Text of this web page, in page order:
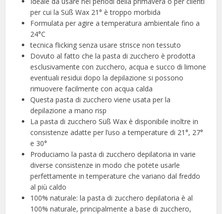
per cui la Süß Wax 21° è troppo morbida
Formulata per agire a temperatura ambientale fino a
24°C
tecnica flicking senza usare strisce non tessuto
Dovuto al fatto che la pasta di zucchero è prodotta
esclusivamente con zucchero, acqua e succo di limone
eventuali residui dopo la depilazione si possono
rimuovere facilmente con acqua calda
Questa pasta di zucchero viene usata per la
depilazione a mano risp
La pasta di zucchero Süß Wax è disponibile inoltre in
consistenze adatte per l’uso a temperature di 21°, 27°
e 30°
Produciamo la pasta di zucchero depilatoria in varie
diverse consistenze in modo che potete usarle
perfettamente in temperature che variano dal freddo
al più caldo
100% naturale: la pasta di zucchero depilatoria è al
100% naturale, principalmente a base di zucchero,